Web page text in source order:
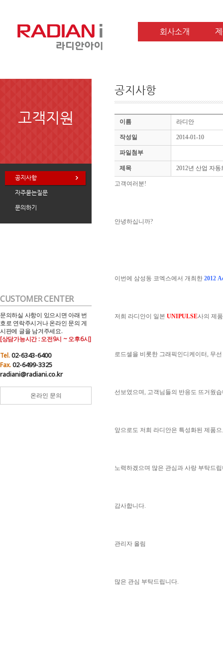
회사소개
고객지원
공지사항
자주묻는질문
문의하기
CUSTOMER CENTER
문의하실 사항이 있으시면 아래 번
호로 연락주시거나 온라인 문의 게
시판에 글을 남겨주세요.
[상담가능시간 : 오전9시 ~ 오후6시]
Tel.02-6343-6400
Fax.02-6499-3325
radiani@radiani.co.kr
온라인 문의
공지사항
이름 라디안
작성일 2014-01-10
파일첨부
제목 2012년 산업 자동
고객여러분!
안녕하십니까?
이번에 삼성동 코엑스에서 개최한 2012
저희 라디안이 일본 UNIPULSE사의 제
로드셀을 비롯한 그래픽인디케이터, 무
선보였으며, 고객님들의 반응도 뜨거웠
앞으로도 저희 라디안은 특성화된 제품
노력하겠으며 많은 관심과 사랑 부탁드
감사합니다.
관리자 올림
많은 관심 부탁드립니다.